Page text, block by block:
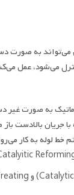
می‌شود، عمل
به صورت غیر
جریان بالادست